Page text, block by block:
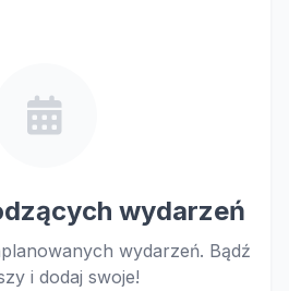
wydarzeń
wydarzeń. Bądź
i dodaj swoje!